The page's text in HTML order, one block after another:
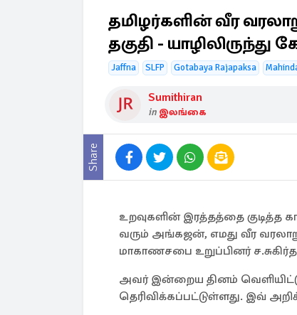
தமிழர்களின் வீர
தகுதி - யாழிலிருந்து
Jaffna SLFP Gotabaya Rajapaksa
Sumithiran
in இலங்கை
Share
உறவுகளின் இரத்தத்தை குடித்த
வரும் அங்கஜன், எமது வீர
மாகாணசபை உறுப்பினர்
அவர் இன்றைய தினம்
தெரிவிக்கப்பட்டுள்ளது. இவ்